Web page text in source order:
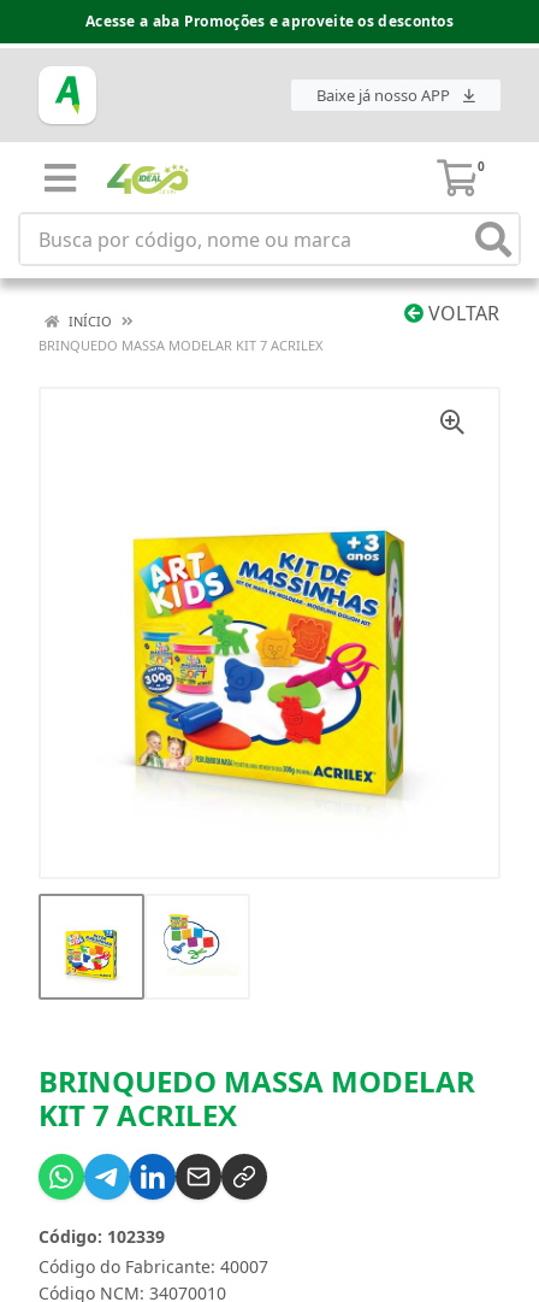
Acesse a aba Promoções e aproveite os descontos
Baixe já nosso APP
0
VOLTAR
INÍCIO
BRINQUEDO MASSA MODELAR KIT 7 ACRILEX
BRINQUEDO MASSA MODELAR
KIT 7 ACRILEX
Código do Fabricante: 40007
Código: 102339
Código NCM: 34070010